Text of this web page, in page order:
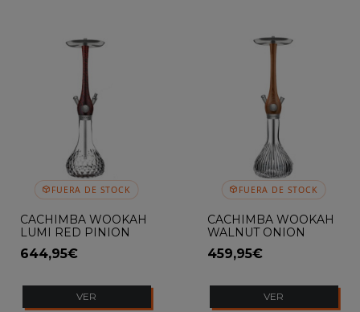
FUERA DE STOCK
CACHIMBA WOOKAH
LUMI RED PINION
644,95€
VER
FUERA DE STOCK
CACHIMBA WOOKAH
WALNUT ONION
459,95€
VER